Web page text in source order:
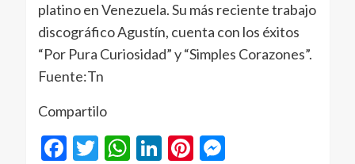
platino en Venezuela. Su más reciente trabajo
discográfico Agustín, cuenta con los éxitos
“Por Pura Curiosidad” y “Simples Corazones”.
Fuente:Tn
Compartilo
Facebook
Twitter
WhatsApp
LinkedIn
Pinterest
Messenger